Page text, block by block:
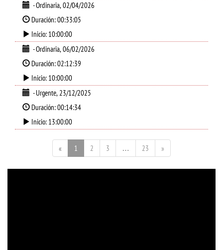
- Ordinaria, 02/04/2026
Duración: 00:33:05
Inicio: 10:00:00
- Ordinaria, 06/02/2026
Duración: 02:12:39
Inicio: 10:00:00
- Urgente, 23/12/2025
Duración: 00:14:34
Inicio: 13:00:00
« 1 2 3 … 23 »